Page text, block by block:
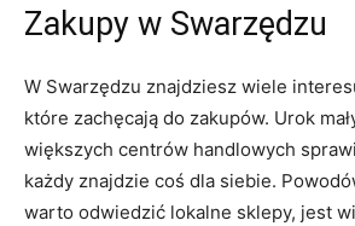
Zakupy w Swarzędzu
W Swarzędzu znajdziesz wiele
które zachęcają do zakupów. Urok
większych centrów handlowych
każdy znajdzie coś dla siebie.
warto odwiedzić lokalne sklepy, jest